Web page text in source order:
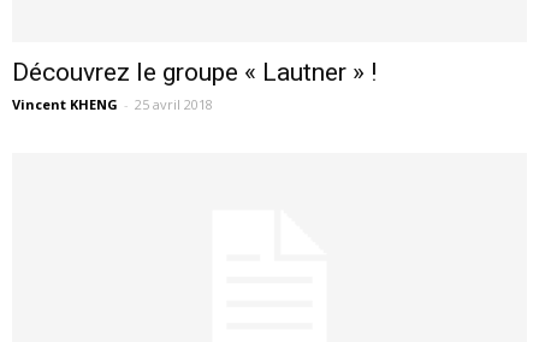
Découvrez le groupe « Lautner » !
Vincent KHENG - 25 avril 2018